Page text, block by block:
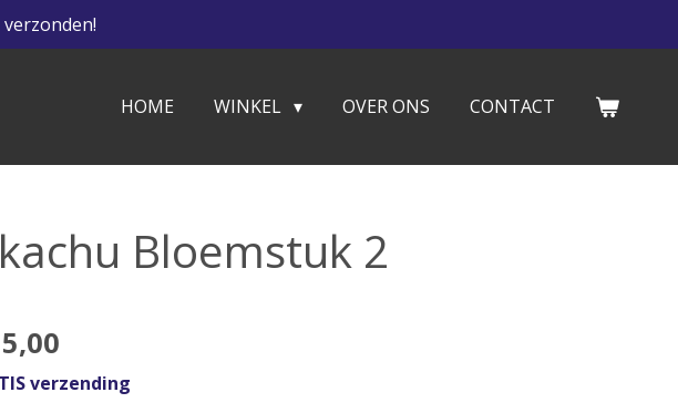
HOME WINKEL OVER ONS CONTACT
Bloemstuk 2
verzending